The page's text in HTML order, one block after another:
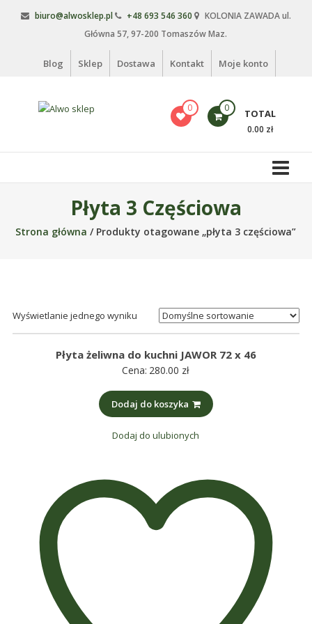
biuro@alwosklep.pl +48 693 546 360
KOLONIA ZAWADA ul.
Główna 57, 97-200 Tomaszów Maz.
Blog Sklep Dostawa Kontakt Moje konto
sklep
ogrodowe,
maszynowe.
Produkujemy
min.:
części
zamienne.
0 0 TOTAL
0.00 zł
Płyta 3 Częściowa
Strona główna / Produkty otagowane „płyta 3 częściowa”
Wyświetlanie jednego wyniku
Płyta żeliwna do kuchni JAWOR 72 x 46
Cena: 280.00 zł
Dodaj do koszyka
Dodaj do ulubionych